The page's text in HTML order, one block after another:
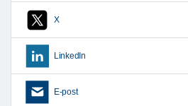
X
LinkedIn
E-post